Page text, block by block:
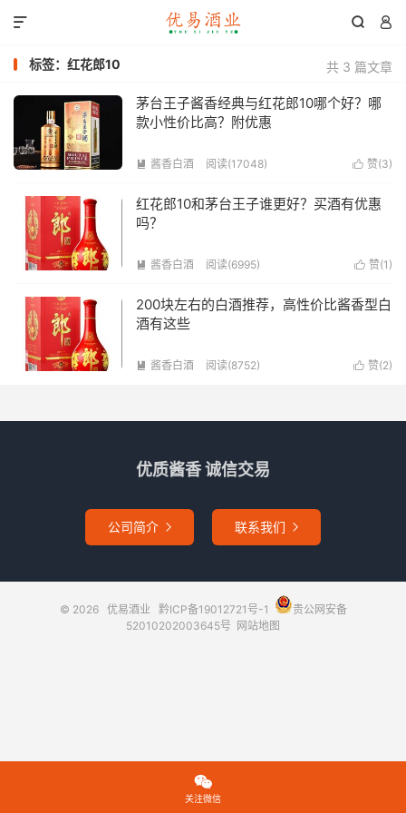
 

共 3 篇文章
标签：红花郎10
茅台王子酱香经典与红花郎10哪个好？哪
款小性价比高？附优惠
 赞(3)
 酱香白酒 阅读(17048)
红花郎10和茅台王子谁更好？买酒有优惠
吗？
 赞(1 )
 酱香白酒 阅读(6995)
200块左右的白酒推荐，高性价比酱香型白
酒有这些
 赞(2)
 酱香白酒 阅读(8752)
优质酱香 诚信交易
公司简介  联系我们 
© 2026 优易酒业 黔ICP备19012721号-1
贵公网安备
52010202003645号 网站地图

关注微信